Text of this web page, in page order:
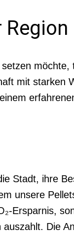
mit starken
Stadt, ihre
unsere
Ersparnis,
Die